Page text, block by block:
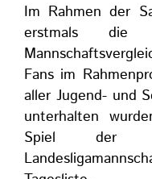
Im Rahmen der
erstmals die
Fans im
aller Jugend- und
unterhalten
Spiel der